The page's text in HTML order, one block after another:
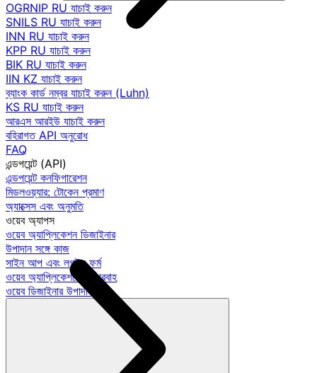
OGRNIP RU যাচাই করুন
SNILS RU যাচাই করুন
INN RU যাচাই করুন
KPP RU যাচাই করুন
BIK RU যাচাই করুন
IIN KZ যাচাই করুন
ব্যাংক কার্ড নম্বর যাচাই করুন (Luhn)
KS RU যাচাই করুন
আরএস আরইউ যাচাই করুন
বহিরাগত API অনুরোধ
FAQ
এন্ডপয়েন্ট (API)
এন্ডপয়েন্ট কনফিগারেশন
মিডলওয়্যার: টোকেন প্রমাণ
অ্যাক্সেস এবং অনুমতি
ওয়েব অ্যাপস
ওয়েব অ্যাপ্লিকেশন ডিজাইনার
উপাদান সঙ্গে কাজ
সাইন আপ এবং লগইন ফর্ম
ওয়েব অ্যাপ্লিকেশনে কর্মপ্রবাহ
ওয়েব ডিজাইনার উপাদান